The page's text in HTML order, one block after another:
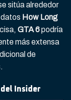
sitúa alrededor
datos How Long
GTA 6podría
más extensa
de
Insider